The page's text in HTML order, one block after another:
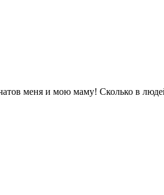
меня и мою маму! Сколько в